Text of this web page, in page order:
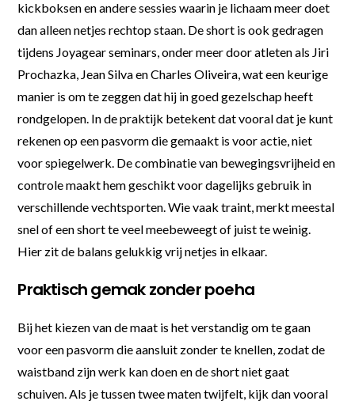
kickboksen en andere sessies waarin je lichaam meer doet
dan alleen netjes rechtop staan. De short is ook gedragen
tijdens Joyagear seminars, onder meer door atleten als Jiri
Prochazka, Jean Silva en Charles Oliveira, wat een keurige
manier is om te zeggen dat hij in goed gezelschap heeft
rondgelopen. In de praktijk betekent dat vooral dat je kunt
rekenen op een pasvorm die gemaakt is voor actie, niet
voor spiegelwerk. De combinatie van bewegingsvrijheid en
controle maakt hem geschikt voor dagelijks gebruik in
verschillende vechtsporten. Wie vaak traint, merkt meestal
snel of een short te veel meebeweegt of juist te weinig.
Hier zit de balans gelukkig vrij netjes in elkaar.
Praktisch gemak zonder poeha
Bij het kiezen van de maat is het verstandig om te gaan
voor een pasvorm die aansluit zonder te knellen, zodat de
waistband zijn werk kan doen en de short niet gaat
schuiven. Als je tussen twee maten twijfelt, kijk dan vooral